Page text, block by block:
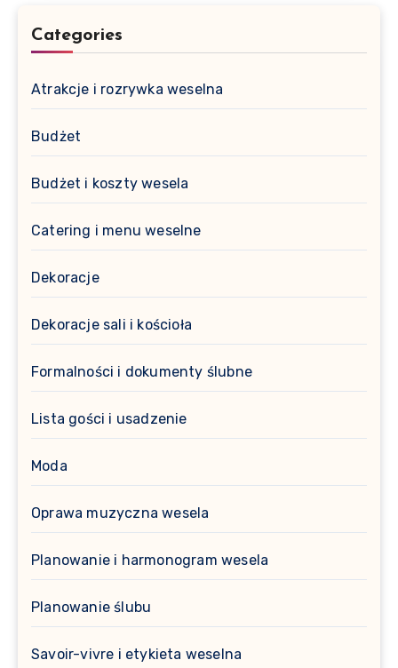
Categories
Atrakcje i rozrywka weselna
Budżet
Budżet i koszty wesela
Catering i menu weselne
Dekoracje
Dekoracje sali i kościoła
Formalności i dokumenty ślubne
Lista gości i usadzenie
Moda
Oprawa muzyczna wesela
Planowanie i harmonogram wesela
Planowanie ślubu
Savoir-vivre i etykieta weselna